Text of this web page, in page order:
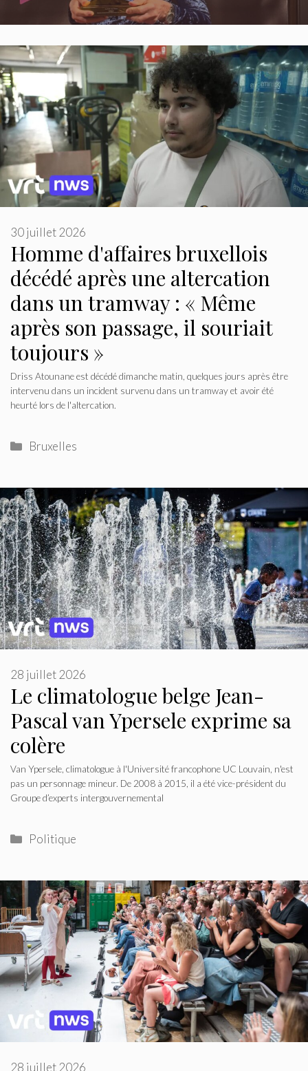
Homme d'affaires bruxellois
décédé après une altercation
dans un tramway : « Même
après son passage, il souriait
toujours »
30 juillet 2026
Driss Atounane est décédé dimanche matin, quelques jours après être
intervenu dans un incident survenu dans un tramway et avoir été
heurté lors de l'altercation.
Catégories
Bruxelles
Le climatologue belge Jean-
Pascal van Ypersele exprime sa
colère
28 juillet 2026
Van Ypersele, climatologue à l'Université francophone UC Louvain, n'est
pas un personnage mineur. De 2008 à 2015, il a été vice-président du
Groupe d’experts intergouvernemental
Catégories
Politique
28 juillet 2026